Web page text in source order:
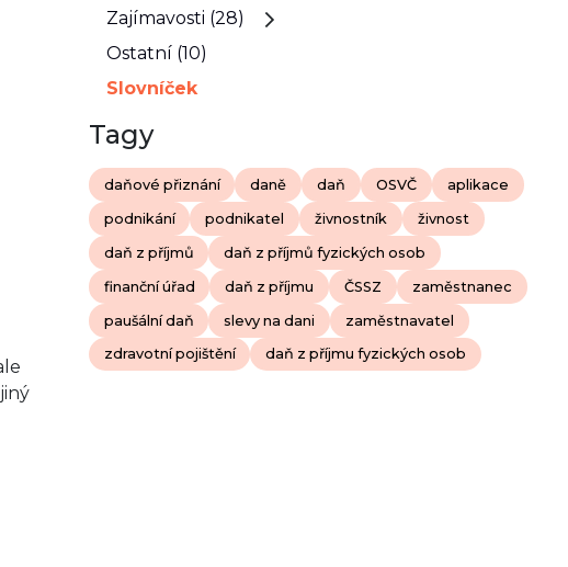
Zajímavosti (28)
Ostatní (10)
Slovníček
Tagy
daňové přiznání daně daň OSVČ aplikace
podnikání podnikatel živnostník živnost
daň z příjmů daň z příjmů fyzických osob
finanční úřad daň z příjmu ČSSZ zaměstnanec
paušální daň slevy na dani zaměstnavatel
zdravotní pojištění daň z příjmu fyzických osob